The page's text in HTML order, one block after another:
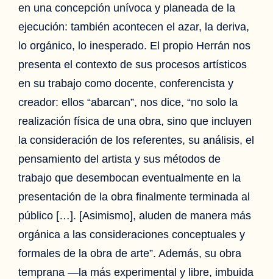
en una concepción unívoca y planeada de la
ejecución: también acontecen el azar, la deriva,
lo orgánico, lo inesperado. El propio Herrán nos
presenta el contexto de sus procesos artísticos
en su trabajo como docente, conferencista y
creador: ellos “abarcan”, nos dice, “no solo la
realización física de una obra, sino que incluyen
la consideración de los referentes, su análisis, el
pensamiento del artista y sus métodos de
trabajo que desembocan eventualmente en la
presentación de la obra finalmente terminada al
público […]. [Asimismo], aluden de manera más
orgánica a las consideraciones conceptuales y
formales de la obra de arte”. Además, su obra
temprana —la más experimental y libre, imbuida